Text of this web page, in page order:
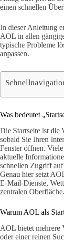
einen schnellen
In dieser Anleitung
AOL in allen
typische Probleme
anpassen.
Was bedeutet
Die Startseite ist die
sobald Sie Ihren
Fenster öffnen.
aktuelle
schnellen Zugriff
Genau hier setzt
E-Mail-Dienste,
zentralen Oberfläche.
Warum AOL als
AOL bietet mehrere
oder einer reinen